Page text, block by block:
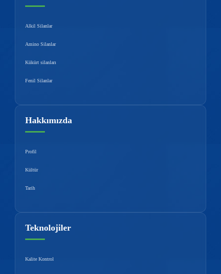
Alkil Silanlar
Amino Silanlar
Kükürt silanları
Fenil Silanlar
Hakkımızda
Profil
Kültür
Tarih
Teknolojiler
Kalite Kontrol